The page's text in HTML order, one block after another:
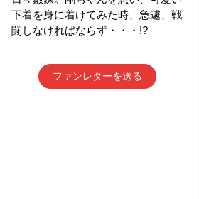
下着を身に着けてみた時、急遽、戦
闘しなければならず・・・!?
ファンレターを送る